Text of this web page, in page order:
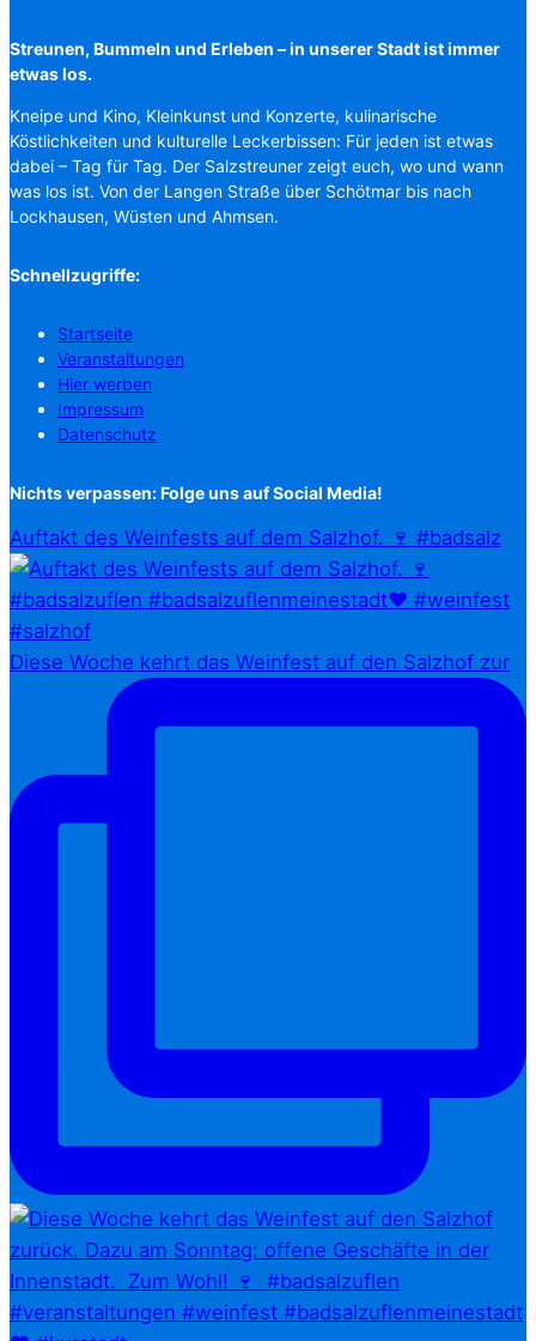
Streunen, Bummeln und Erleben – in unserer Stadt ist immer
etwas los.
Kneipe und Kino, Kleinkunst und Konzerte, kulinarische
Köstlichkeiten und kulturelle Leckerbissen: Für jeden ist etwas
dabei – Tag für Tag. Der Salzstreuner zeigt euch, wo und wann
was los ist. Von der Langen Straße über Schötmar bis nach
Lockhausen, Wüsten und Ahmsen.
Schnellzugriffe:
Startseite
Veranstaltungen
Hier werben
Impressum
Datenschutz
Nichts verpassen: Folge uns auf Social Media!
Auftakt des Weinfests auf dem Salzhof. 🍷 #badsalz
Diese Woche kehrt das Weinfest auf den Salzhof zur